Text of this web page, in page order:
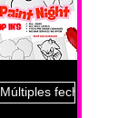
Múltiples fechas